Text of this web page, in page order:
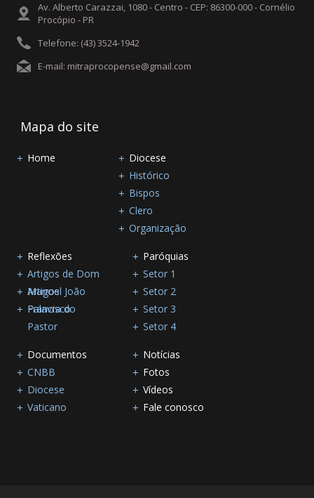
Av. Alberto Carazzai, 1080 - Centro - CEP: 86300-000 - Cornélio
Procópio - PR
Telefone: (43) 3524-1942
E-mail: mitraprocopense@gmail.com
Mapa do site
Home
Diocese
Histórico
Bispos
Clero
Organização
Reflexões
Artigos de Dom
Manoel João
Francisco
Artigos
Palavra do
Pastor
Paróquias
Setor 1
Setor 2
Setor 3
Setor 4
Documentos
CNBB
Diocese
Vaticano
Notícias
Fotos
Vídeos
Fale conosco